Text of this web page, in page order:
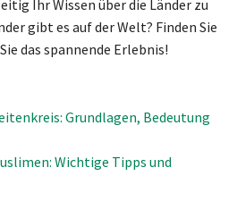
Ihr Wissen über die Länder zu
gibt es auf der Welt? Finden Sie
das spannende Erlebnis!
Grundlagen, Bedeutung
Wichtige Tipps und